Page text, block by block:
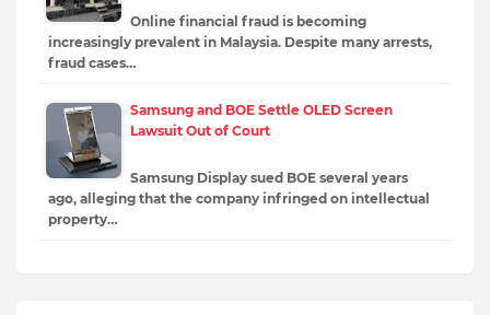
Online financial fraud is becoming
increasingly prevalent in Malaysia. Despite many arrests,
fraud cases…
Samsung and BOE Settle OLED Screen
Lawsuit Out of Court
Samsung Display sued BOE several years
ago, alleging that the company infringed on intellectual
property…